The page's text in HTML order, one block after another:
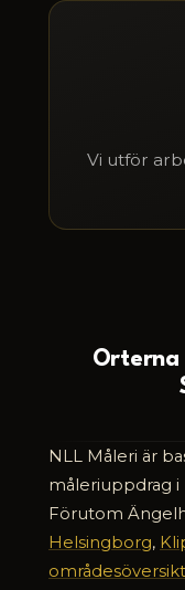
Vi utför
Orterna
NLL Måleri är
måleriuppdrag i
Förutom
Helsingborg,
områdesöversikt